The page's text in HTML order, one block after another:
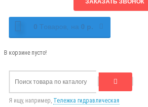
ЗАКАЗАТЬ ЗВОНОК
0 Tоваров, на 0 р.
В корзине пусто!
Я ищу, например, Тележка гидравлическая